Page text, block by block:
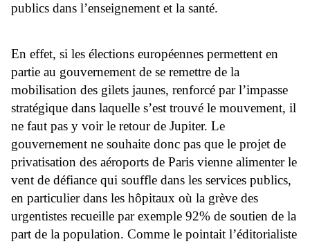
publics dans l’enseignement et la santé.
En effet, si les élections européennes permettent en
partie au gouvernement de se remettre de la
mobilisation des gilets jaunes, renforcé par l’impasse
stratégique dans laquelle s’est trouvé le mouvement, il
ne faut pas y voir le retour de Jupiter. Le
gouvernement ne souhaite donc pas que le projet de
privatisation des aéroports de Paris vienne alimenter le
vent de défiance qui souffle dans les services publics,
en particulier dans les hôpitaux où la grève des
urgentistes recueille par exemple 92% de soutien de la
part de la population. Comme le pointait l’éditorialiste